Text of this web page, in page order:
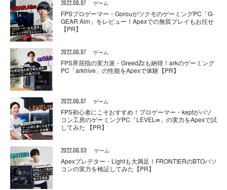
2022.06.07 ゲーム
FPSプロゲーマー・GorouがツクモのゲーミングPC「G-
GEAR Aim」をレビュー！Apexでの無双プレイもお任せ
【PR】
2022.06.07 ゲーム
FPS界屈指の実力派・GreedZzも納得！arkのゲーミング
PC「arkhive」の性能をApexで体験【PR】
2022.06.07 ゲーム
FPS初心者にこそおすすめ！プロゲーマー・keptがパソ
コン工房のゲーミングPC「LEVEL∞」の実力をApexで試
してみた 【PR】
2022.06.03 ゲーム
Apexプレデター・Lightも大満足！FRONTIERのBTOパソ
コンの実力を検証してみた【PR】